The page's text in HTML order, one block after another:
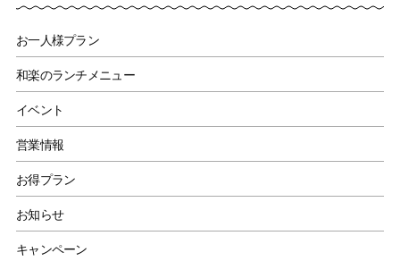
お一人様プラン
和楽のランチメニュー
イベント
営業情報
お得プラン
お知らせ
キャンペーン